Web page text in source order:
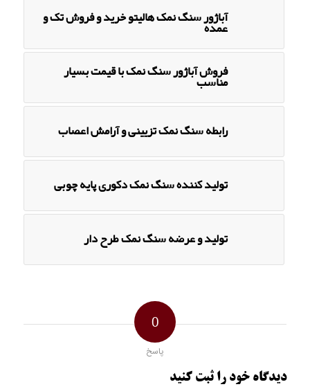
آباژور سنگ نمک هالیتو خرید و فروش تک و
عمده
فروش آباژور سنگ نمک با قیمت بسیار
مناسب
رابطه سنگ نمک تزیینی و آرامش اعصاب
تولید کننده سنگ نمک دکوری پایه چوبی
تولید و عرضه سنگ نمک طرح دار
0
پاسخ
دیدگاه خود را ثبت کنید